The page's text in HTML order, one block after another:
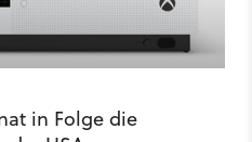
in Folge die